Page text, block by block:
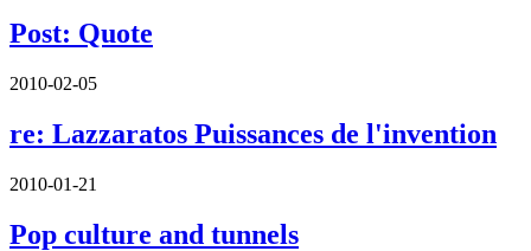
Post: Quote
2010-02-05
re: Lazzaratos Puissances de l'invention
2010-01-21
Pop culture and tunnels